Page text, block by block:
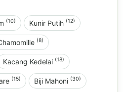
(10) Kunir Putih (12)
(8)
Kacang Kedelai (18)
(15) Biji Mahoni (30)